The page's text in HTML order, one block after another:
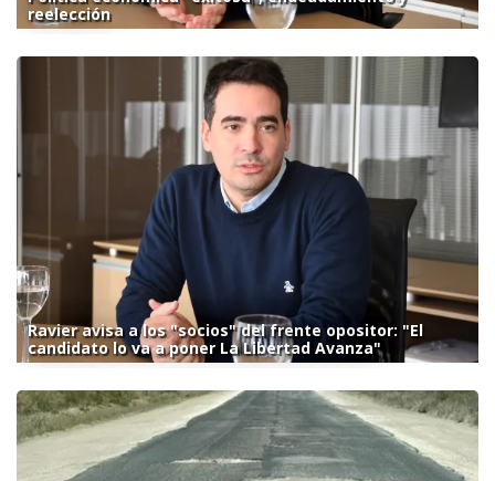
reelección
Ravier avisa a los "socios" del frente opositor: "El
candidato lo va a poner La Libertad Avanza"